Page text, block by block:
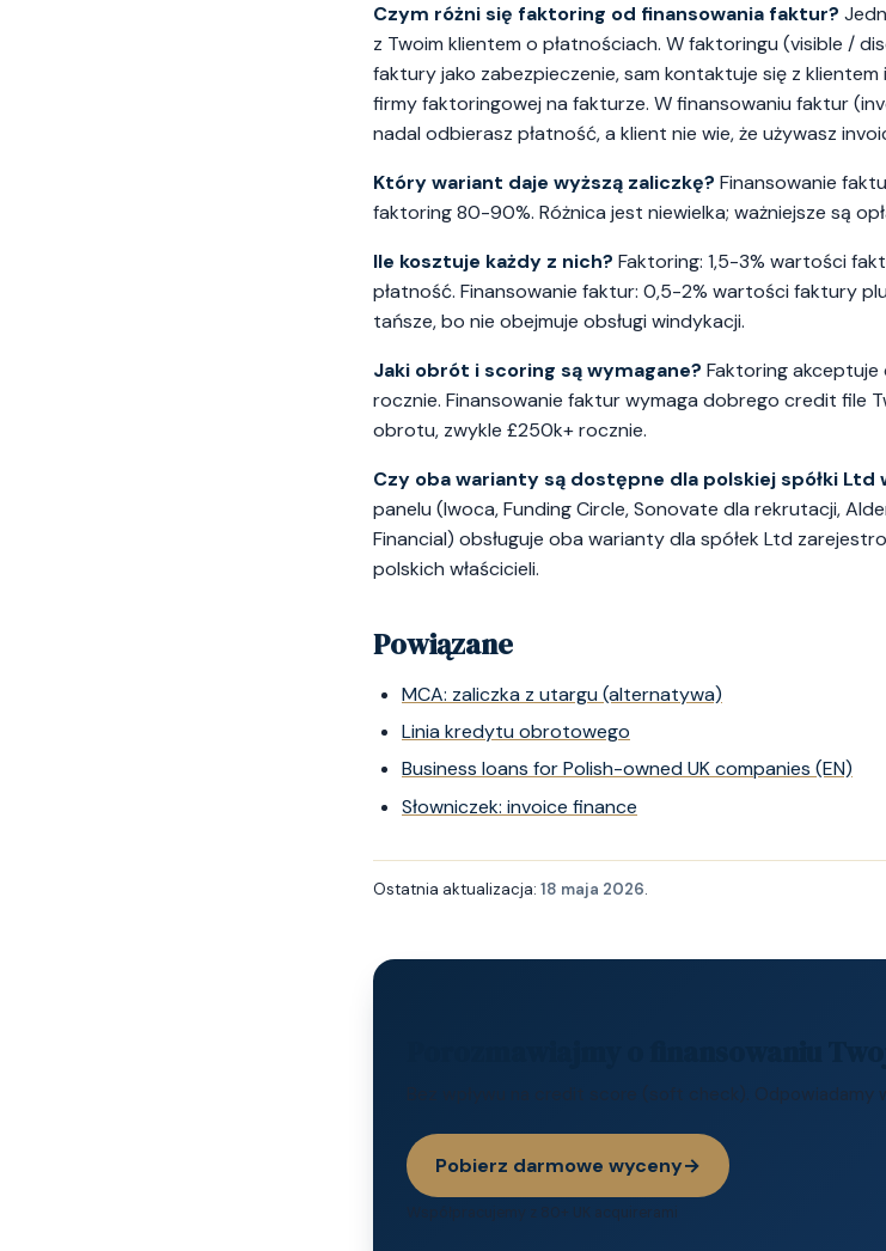
Czym różni się faktoring od finansowania faktur?
z Twoim klientem o płatnościach. W faktoringu (visible /
faktury jako zabezpieczenie, sam kontaktuje się z
firmy faktoringowej na fakturze. W finansowaniu faktur
nadal odbierasz płatność, a klient nie wie, że używasz
Który wariant daje wyższą zaliczkę? Finansowanie
faktoring 80-90%. Różnica jest niewielka; ważniejsze są
Ile kosztuje każdy z nich? Faktoring: 1,5-3% wartości
płatność. Finansowanie faktur: 0,5-2% wartości faktury
tańsze, bo nie obejmuje obsługi windykacji.
Jaki obrót i scoring są wymagane? Faktoring
rocznie. Finansowanie faktur wymaga dobrego credit file
obrotu, zwykle £250k+ rocznie.
Czy oba warianty są dostępne dla polskiej spółki Ltd
panelu (Iwoca, Funding Circle, Sonovate dla rekrutacji,
Financial) obsługuje oba warianty dla spółek Ltd
polskich właścicieli.
Powiązane
MCA: zaliczka z utargu (alternatywa)
Linia kredytu obrotowego
Business loans for Polish-owned UK companies (EN)
Słowniczek: invoice finance
Ostatnia aktualizacja: 18 maja 2026.
Bez wpływu na credit score (soft check). Odpowiadamy
Pobierz darmowe wyceny→
Współpracujemy z 80+ UK acquirerami